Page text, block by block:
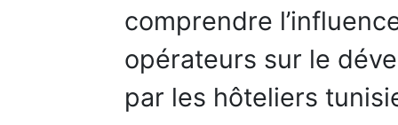
comprendre
opérateurs sur le
par les hôteliers